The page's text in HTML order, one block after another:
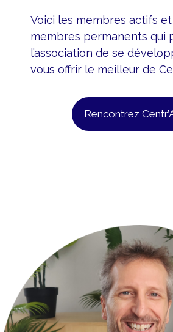
Voici les membres actifs
membres permanents qui
l’association de se
vous offrir le meilleur de
Rencontrez